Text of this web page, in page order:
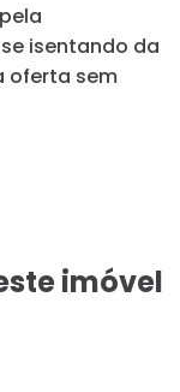
isentando da
oferta sem
imóvel